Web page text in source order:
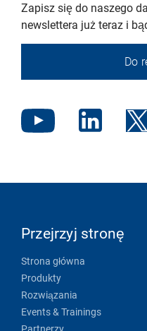
Zapisz się do naszego
newslettera już teraz i
Do
Przejrzyj stronę
Strona główna
Produkty
Rozwiązania
Events & Trainings